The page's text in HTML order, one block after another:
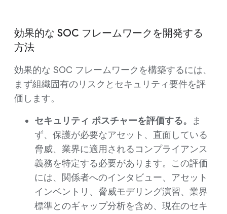
効果的な SOC フレームワークを開発する
方法
効果的な SOC フレームワークを構築するには、
まず組織固有のリスクとセキュリティ要件を評
価します。
セキュリティ ポスチャーを評価する。
ま
ず、保護が必要なアセット、直面している
脅威、業界に適用されるコンプライアンス
義務を特定する必要があります。この評価
には、関係者へのインタビュー、アセット
インベントリ、脅威モデリング演習、業界
標準とのギャップ分析を含め、現在のセキ